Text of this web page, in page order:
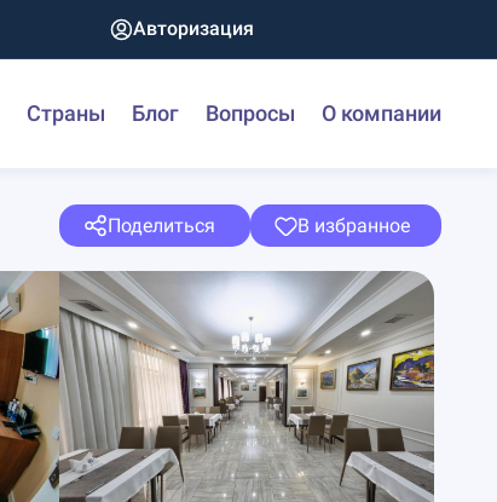
Авторизация
Страны Блог Вопросы О компании
Поделиться В избранное